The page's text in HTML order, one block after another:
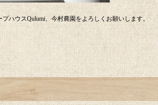
ハウスQulumi、今村農園をよろしくお願いします。